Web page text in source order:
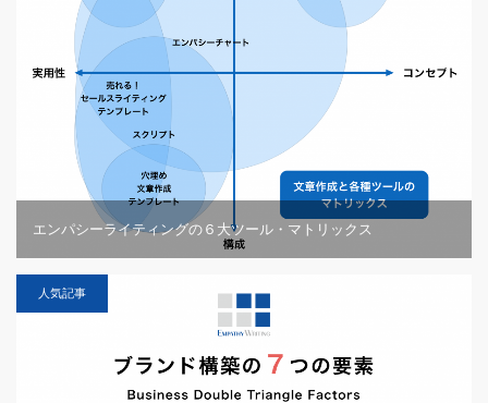
エンパシーライティングの６大ツール・マトリックス
人気記事